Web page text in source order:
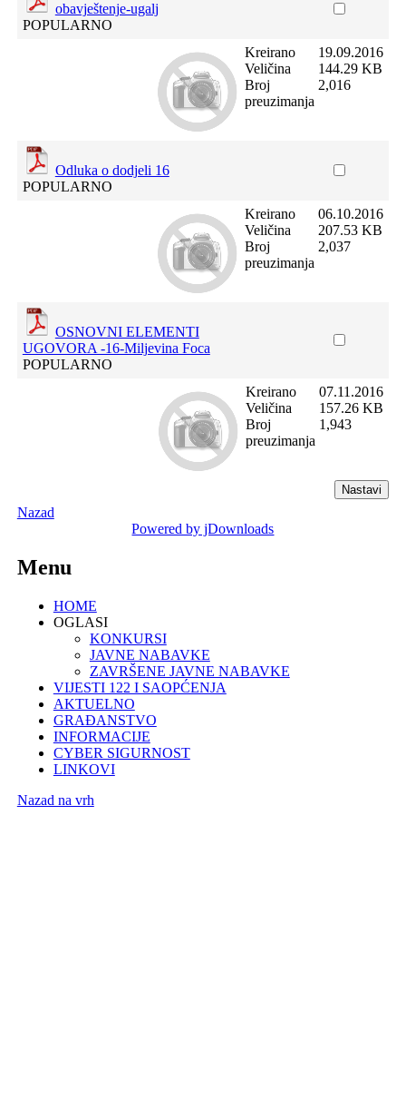
obavještenje-ugalj
POPULARNO
Kreirano
Veličina
Broj
preuzimanja
19.09.2016
144.29 KB
2,016
Odluka o dodjeli 16
POPULARNO
Kreirano
Veličina
Broj
preuzimanja
06.10.2016
207.53 KB
2,037
OSNOVNI ELEMENTI
UGOVORA -16-Miljevina Foca
POPULARNO
Kreirano
Veličina
Broj
preuzimanja
07.11.2016
157.26 KB
1,943
Nazad
Powered by jDownloads
Menu
HOME
OGLASI
KONKURSI
JAVNE NABAVKE
ZAVRŠENE JAVNE NABAVKE
VIJESTI 122 I SAOPĆENJA
AKTUELNO
GRAĐANSTVO
INFORMACIJE
CYBER SIGURNOST
LINKOVI
Nazad na vrh